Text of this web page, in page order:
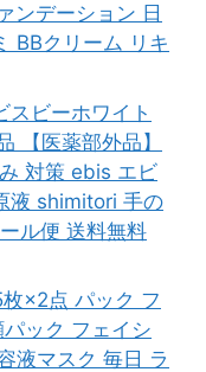
デーション 日
BBクリーム リキ
スビーホワイト
【医薬部外品】
対策 ebis エビ
液 shimitori 手の
ル便 送料無料
×2点 パック フ
ック フェイシ
液マスク 毎日 ラ